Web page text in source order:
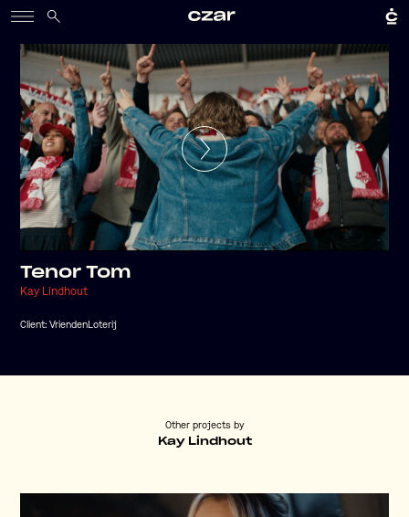
Tenor Tom
Kay Lindhout
Client:VriendenLoterij
Other projects by
Kay Lindhout